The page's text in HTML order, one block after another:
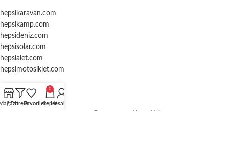
hepsikaravan.com
hepsikamp.com
hepsideniz.com
hepsisolar.com
hepsialet.com
hepsimotosiklet.com
FiltrelerFavoriler
0
SepetHesabım